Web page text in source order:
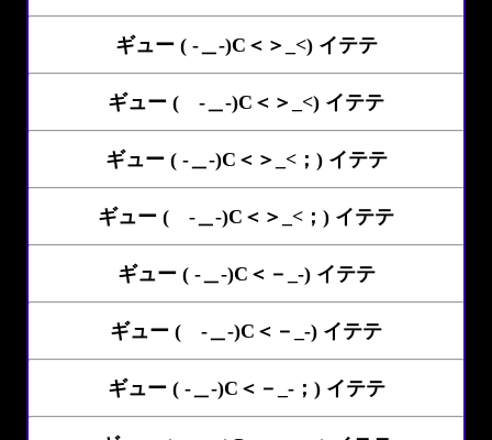
ギュー ( -＿-)C＜＞_<) イテテ
ギュー ( -＿-)C＜＞_<) イテテ
ギュー ( -＿-)C＜＞_<；) イテテ
ギュー ( -＿-)C＜＞_<；) イテテ
ギュー ( -＿-)C＜－_-) イテテ
ギュー ( -＿-)C＜－_-) イテテ
ギュー ( -＿-)C＜－_-；) イテテ